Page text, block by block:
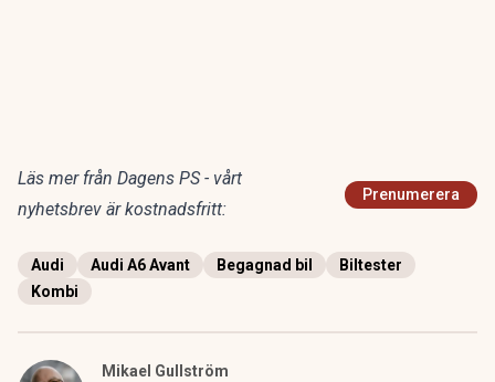
Läs mer från Dagens PS - vårt
nyhetsbrev är kostnadsfritt:
Prenumerera
Audi Audi A6 Avant Begagnad bil
Biltester
Kombi
Mikael Gullström